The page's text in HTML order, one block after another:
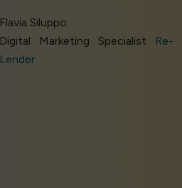
Flavia Siluppo
Digital Marketing Specialist
Re-
Lender